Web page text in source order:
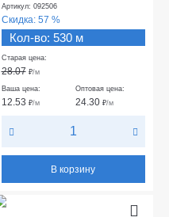
Артикул: 092506
Скидка: 57 %
Кол-во: 530 м
Старая цена:
28.07 ₽/м
Ваша цена:
12.53 ₽/м
Оптовая цена:
24.30 ₽/м
В корзину